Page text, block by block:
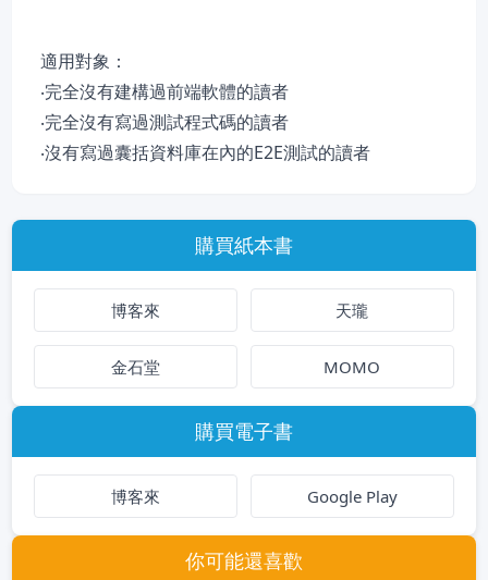
適用對象：
‧完全沒有建構過前端軟體的讀者
‧完全沒有寫過測試程式碼的讀者
‧沒有寫過囊括資料庫在內的E2E測試的讀者
購買紙本書
博客來 天瓏
金石堂 MOMO
購買電子書
博客來 Google Play
你可能還喜歡